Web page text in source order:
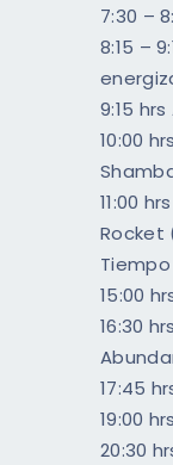
7:30 –
8:15 –
9:15
10:00
11:00
Rocket
15:00
16:30
17:45
19:00
20:30